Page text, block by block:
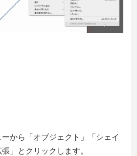
から「オブジェクト」「シェイ
」とクリックします。